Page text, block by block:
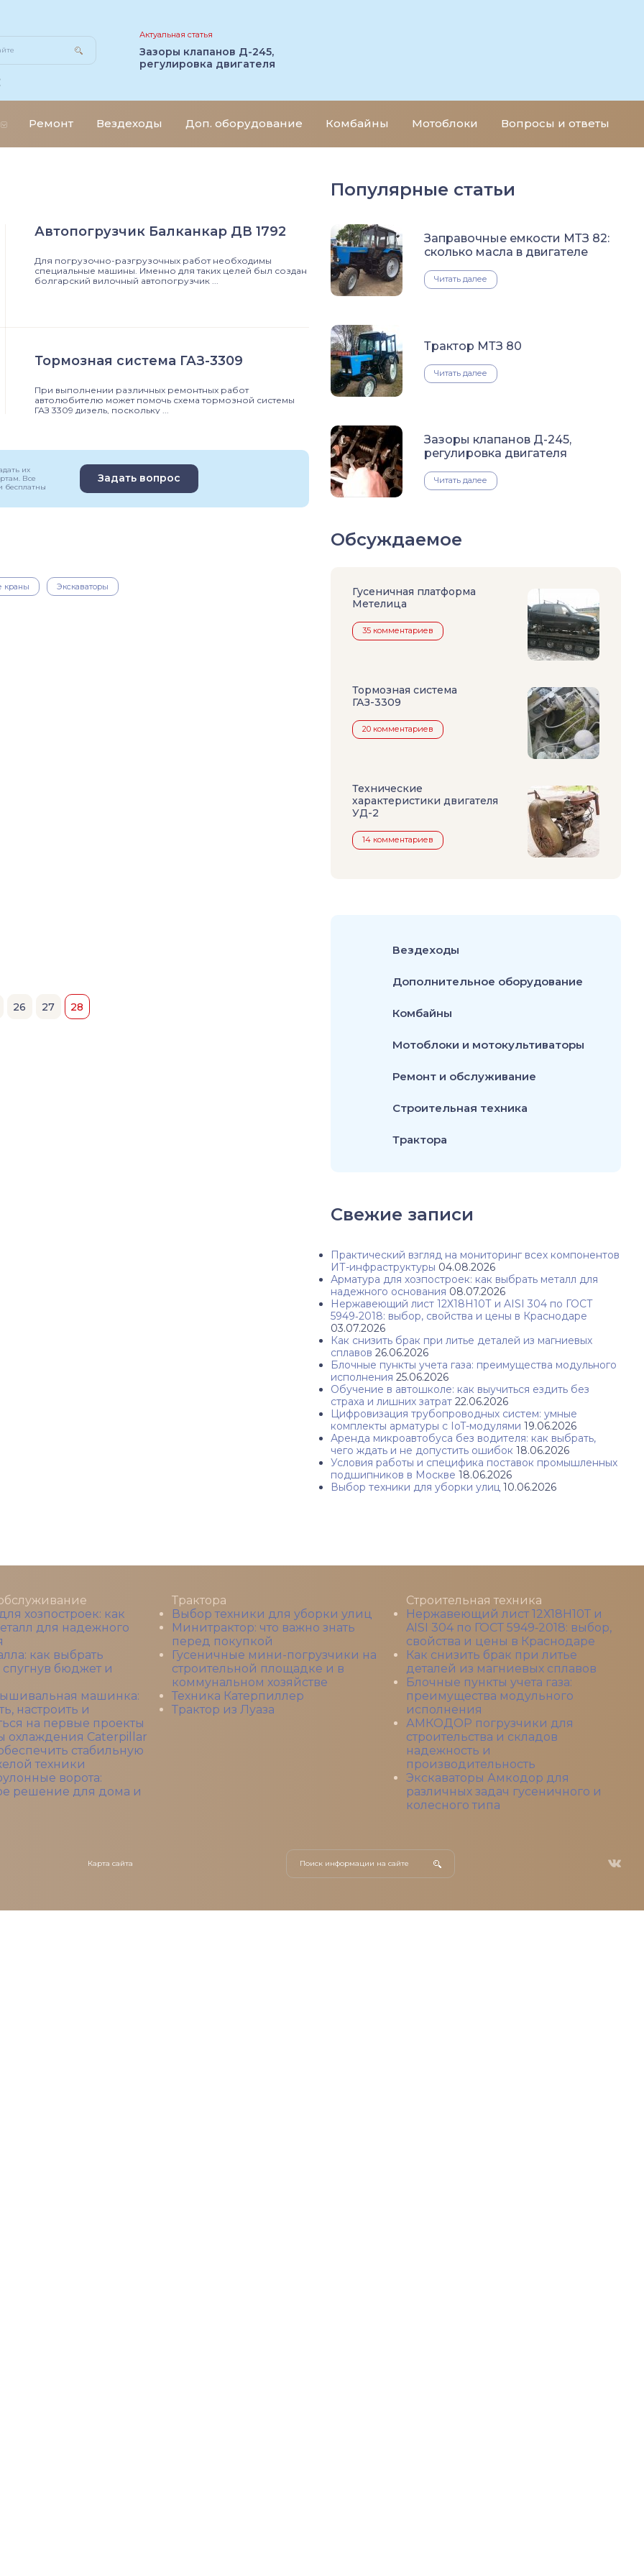
Ремонт Вездеходы Доп. оборудование Комбайны Мотоблоки Вопросы и ответы
Актуальная статья
Зазоры клапанов Д-245,
регулировка двигателя
Автопогрузчик Балканкар ДВ 1792
Для погрузочно-разгрузочных работ необходимы
специальные машины. Именно для таких целей был создан
болгарский вилочный автопогрузчик ...
Тормозная система ГАЗ-3309
При выполнении различных ремонтных работ
автолюбителю может помочь схема тормозной системы
ГАЗ 3309 дизель, поскольку ...
их
Все
бесплатны
Задать вопрос
краны Экскаваторы
26 27 28
Популярные статьи
Заправочные емкости МТЗ 82:
сколько масла в двигателе
Читать далее
Трактор МТЗ 80
Читать далее
Зазоры клапанов Д-245,
регулировка двигателя
Читать далее
Обсуждаемое
Гусеничная платформа
Метелица
35 комментариев
Тормозная система
ГАЗ-3309
20 комментариев
Технические
характеристики двигателя
УД-2
14 комментариев
Вездеходы
Дополнительное оборудование
Комбайны
Мотоблоки и мотокультиваторы
Ремонт и обслуживание
Строительная техника
Трактора
Свежие записи
Практический взгляд на мониторинг всех компонентов
ИТ-инфраструктуры 04.08.2026
Арматура для хозпостроек: как выбрать металл для
надежного основания 08.07.2026
Нержавеющий лист 12Х18Н10Т и AISI 304 по ГОСТ
5949‑2018: выбор, свойства и цены в Краснодаре
03.07.2026
Как снизить брак при литье деталей из магниевых
сплавов 26.06.2026
Блочные пункты учета газа: преимущества модульного
исполнения 25.06.2026
Обучение в автошколе: как выучиться ездить без
страха и лишних затрат 22.06.2026
Цифровизация трубопроводных систем: умные
комплекты арматуры с IoT-модулями 19.06.2026
Аренда микроавтобуса без водителя: как выбрать,
чего ждать и не допустить ошибок 18.06.2026
Условия работы и специфика поставок промышленных
подшипников в Москве 18.06.2026
Выбор техники для уборки улиц 10.06.2026
Строительная техника
Нержавеющий лист 12Х18Н10Т и
AISI 304 по ГОСТ 5949‑2018: выбор,
свойства и цены в Краснодаре
Как снизить брак при литье
деталей из магниевых сплавов
Блочные пункты учета газа:
преимущества модульного
исполнения
АМКОДОР погрузчики для
строительства и складов
надежность и
производительность
Экскаваторы Амкодор для
различных задач гусеничного и
колесного типа
Трактора
Выбор техники для уборки улиц
Минитрактор: что важно знать
перед покупкой
Гусеничные мини-погрузчики на
строительной площадке и в
коммунальном хозяйстве
Техника Катерпиллер
Трактор из Луаза
хозпостроек: как
для надежного
как выбрать
спугнув бюджет и
машинка:
настроить и
на первые проекты
охлаждения Caterpillar
стабильную
техники
ворота:
решение для дома и
Карта сайта